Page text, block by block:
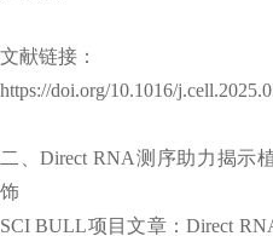
文献链接：
https://doi.org/10.1016/
二、Direct RNA测序助力揭示
饰
SCI BULL项目文章：Direct